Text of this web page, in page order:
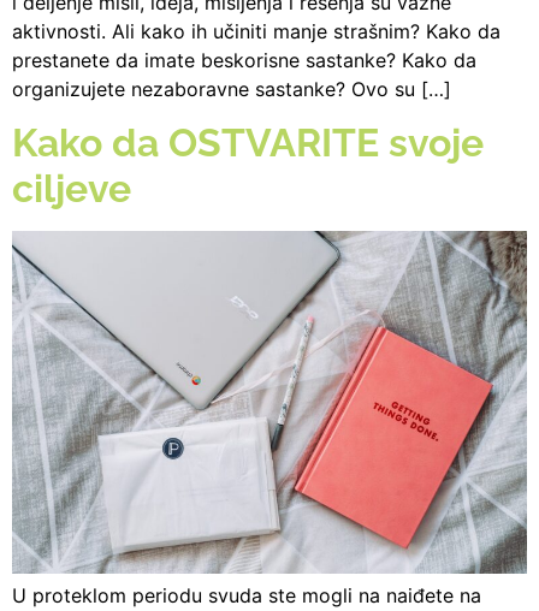
aktivnosti. Ali kako ih učiniti manje strašnim? Kako da
prestanete da imate beskorisne sastanke? Kako da
organizujete nezaboravne sastanke? Ovo su […]
Kako da OSTVARITE svoje
ciljeve
U proteklom periodu svuda ste mogli na naiđete na